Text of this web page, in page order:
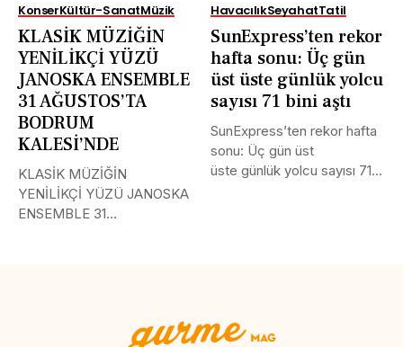
KonserKültür-SanatMüzik
KLASİK MÜZİĞİN
YENİLİKÇİ YÜZÜ
JANOSKA ENSEMBLE
31 AĞUSTOS’TA
BODRUM
KALESİ’NDE
KLASİK MÜZİĞİN
YENİLİKÇİ YÜZÜ JANOSKA
ENSEMBLE 31
HavacılıkSeyahatTatil
SunExpress’ten rekor
hafta sonu: Üç gün
üst üste günlük yolcu
sayısı 71 bini aştı
SunExpress’ten rekor hafta
sonu: Üç gün üst
üste günlük yolcu sayısı 71